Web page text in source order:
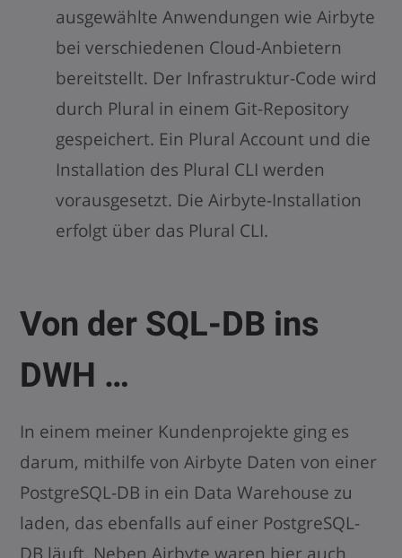
ausgewählte Anwendungen wie Airbyte
bei verschiedenen Cloud-Anbietern
bereitstellt. Der Infrastruktur-Code wird
durch Plural in einem Git-Repository
gespeichert. Ein Plural Account und die
Installation des Plural CLI werden
vorausgesetzt. Die Airbyte-Installation
erfolgt über das Plural CLI.
Von der SQL-DB ins
DWH …
In einem meiner Kundenprojekte ging es
darum, mithilfe von Airbyte Daten von einer
PostgreSQL-DB in ein Data Warehouse zu
laden, das ebenfalls auf einer PostgreSQL-